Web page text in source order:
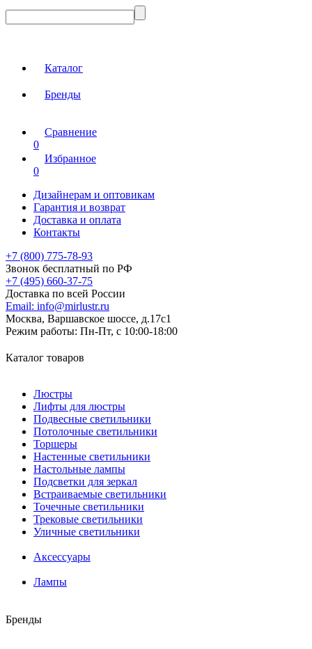
Каталог
Бренды
Сравнение
0
Избранное
0
Дизайнерам и оптовикам
Гарантия и возврат
Доставка и оплата
Контакты
+7 (800) 775-78-93
Звонок бесплатный по РФ
+7 (495) 660-37-75
Доставка по всей России
Email: info@mirlustr.ru
Москва, Варшавское шоссе, д.17c1
Режим работы: Пн-Пт, с 10:00-18:00
Каталог товаров
Люстры
Лифты для люстры
Подвесные светильники
Потолочные светильники
Торшеры
Настенные светильники
Настольные лампы
Подсветки для зеркал
Встраиваемые светильники
Точечные светильники
Трековые светильники
Уличные светильники
Аксессуары
Лампы
Бренды